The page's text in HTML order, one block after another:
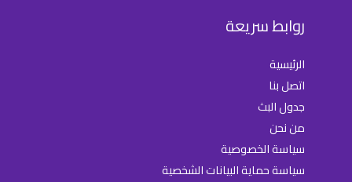
روابط سريعة
الرئيسية
اتصل بنا
جدول البث
من نحن
سياسة الخصوصية
سياسة حماية البيانات الشخصية